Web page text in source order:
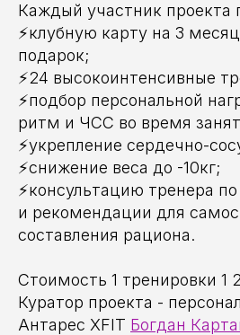
Каждый участник проекта
⚡️клубную карту на 3
подарок;
⚡️24 высокоинтенсивные
⚡️подбор персональной
ритм и ЧСС во время
⚡️укрепление сердечно-
⚡️снижение веса до -10кг;
⚡️консультацию тренера
и рекомендации для
составления рациона.
Cтоимость 1 тренировки 1
Куратор проекта -
Антарес XFIT Богдан